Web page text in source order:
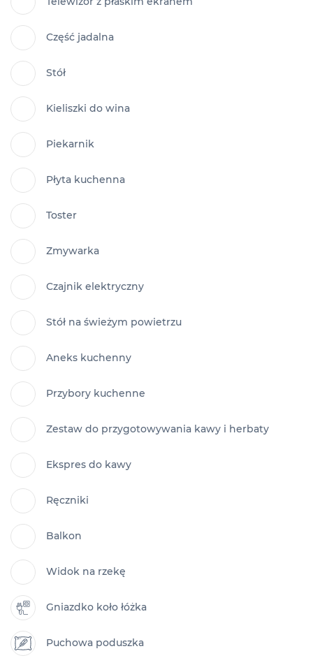
Część jadalna
Stół
Kieliszki do wina
Piekarnik
Płyta kuchenna
Toster
Zmywarka
Czajnik elektryczny
Stół na świeżym powietrzu
Aneks kuchenny
Przybory kuchenne
Zestaw do przygotowywania kawy i herbaty
Ekspres do kawy
Ręczniki
Balkon
Widok na rzekę
Gniazdko koło łóżka
Puchowa poduszka